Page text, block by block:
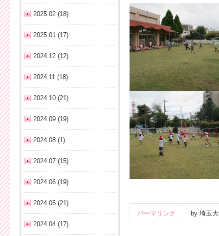
パーマリンク by 埼玉
2025.02 (18)
2025.01 (17)
2024.12 (12)
2024.11 (18)
2024.10 (21)
2024.09 (19)
2024.08 (1)
2024.07 (15)
2024.06 (19)
2024.05 (21)
2024.04 (17)